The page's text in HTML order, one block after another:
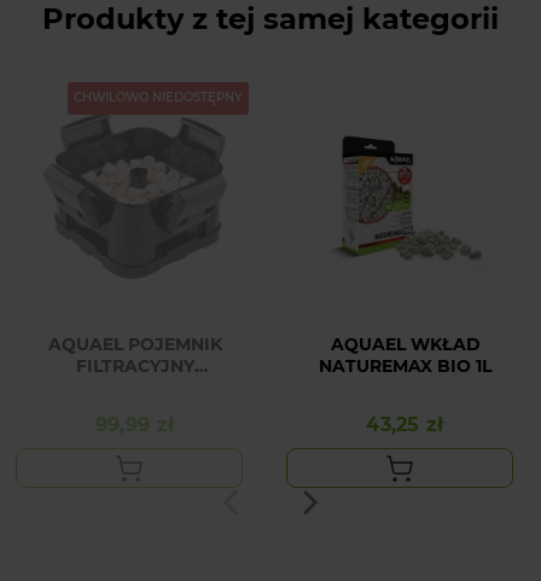
Produkty z tej samej kategorii
CHWILOWO NIEDOSTĘPNY
AQUAEL POJEMNIK
FILTRACYJNY
Cena
99,99 zł
AQUAEL WKŁAD
NATUREMAX BIO 1L
Cena
43,25 zł